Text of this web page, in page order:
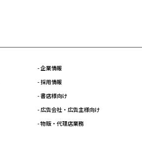
- 企業情報
- 採用情報
- 書店様向け
- 広告会社・広告主様向け
- 物販・代理店業務